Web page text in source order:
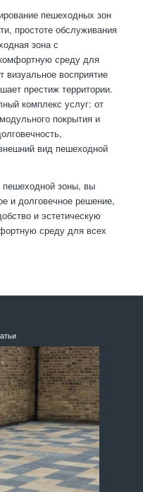
пешеходных зон
простоте обслуживания
зона с
среду для
визуальное восприятие
престиж территории.
комплекс услуг: от
покрытия и
вид пешеходной
зоны, вы
и долговечное решение,
и эстетическую
среду для всех